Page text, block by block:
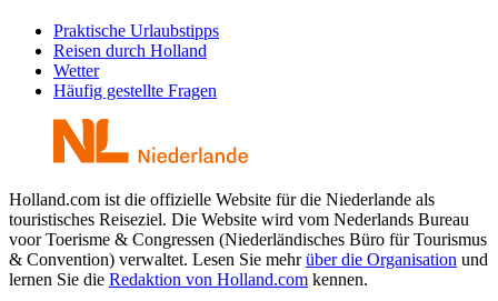
Praktische Urlaubstipps
Reisen durch Holland
Wetter
Häufig gestellte Fragen
Holland.com ist die offizielle Website für die Niederlande als
touristisches Reiseziel. Die Website wird vom Nederlands Bureau
voor Toerisme & Congressen (Niederländisches Büro für Tourismus
& Convention) verwaltet. Lesen Sie mehrüber die Organisation und
lernen Sie die Redaktion von Holland.com kennen.